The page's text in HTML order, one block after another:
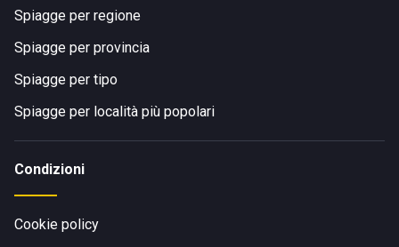
Spiagge per regione
Spiagge per provincia
Spiagge per tipo
Spiagge per località più popolari
Condizioni
Cookie policy